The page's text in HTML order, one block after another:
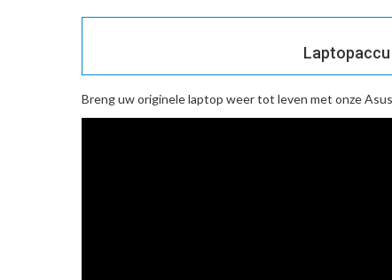
Breng uw originele laptop weer tot leven met onze